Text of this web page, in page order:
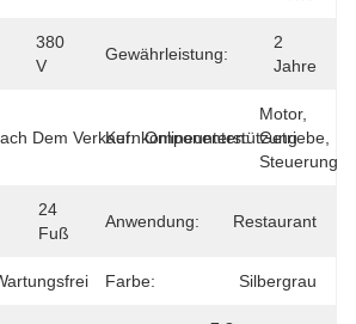
380
V
Gewährleistung:
2
Jahre
Dem Verkauf: Onlineunterstützung
Kernkomponenten:
Motor,
Getriebe,
Steuerung
24
Fuß
Anwendung: Restaurant
Farbe: Silbergrau